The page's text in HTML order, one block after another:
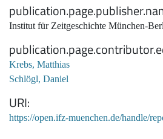
Institut für Zeitgeschichte München-
Krebs, Matthias
Schlögl, Daniel
URI
https://open.ifz-muenchen.de/handle/